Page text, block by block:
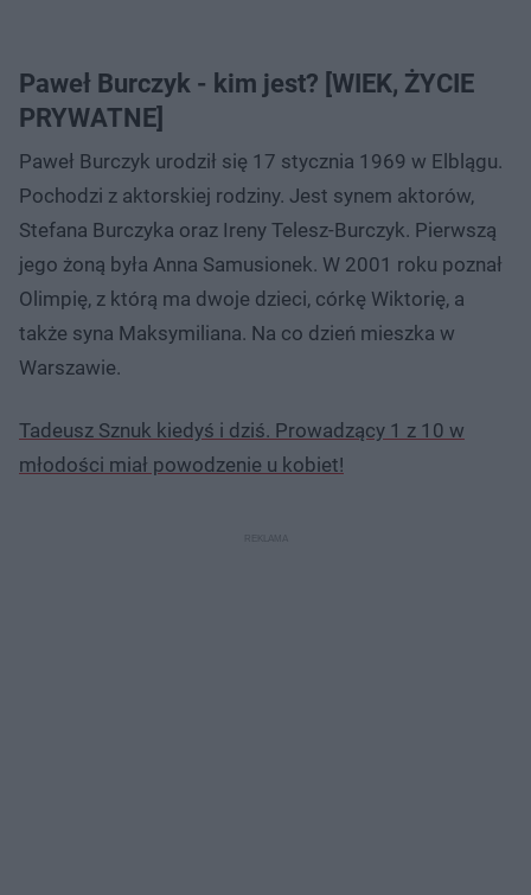
Paweł Burczyk - kim jest? [WIEK, ŻYCIE
PRYWATNE]
Paweł Burczyk urodził się 17 stycznia 1969 w Elblągu.
Pochodzi z aktorskiej rodziny. Jest synem aktorów,
Stefana Burczyka oraz Ireny Telesz-Burczyk. Pierwszą
jego żoną była Anna Samusionek. W 2001 roku poznał
Olimpię, z którą ma dwoje dzieci, córkę Wiktorię, a
także syna Maksymiliana. Na co dzień mieszka w
Warszawie.
Tadeusz Sznuk kiedyś i dziś. Prowadzący 1 z 10 w
młodości miał powodzenie u kobiet!